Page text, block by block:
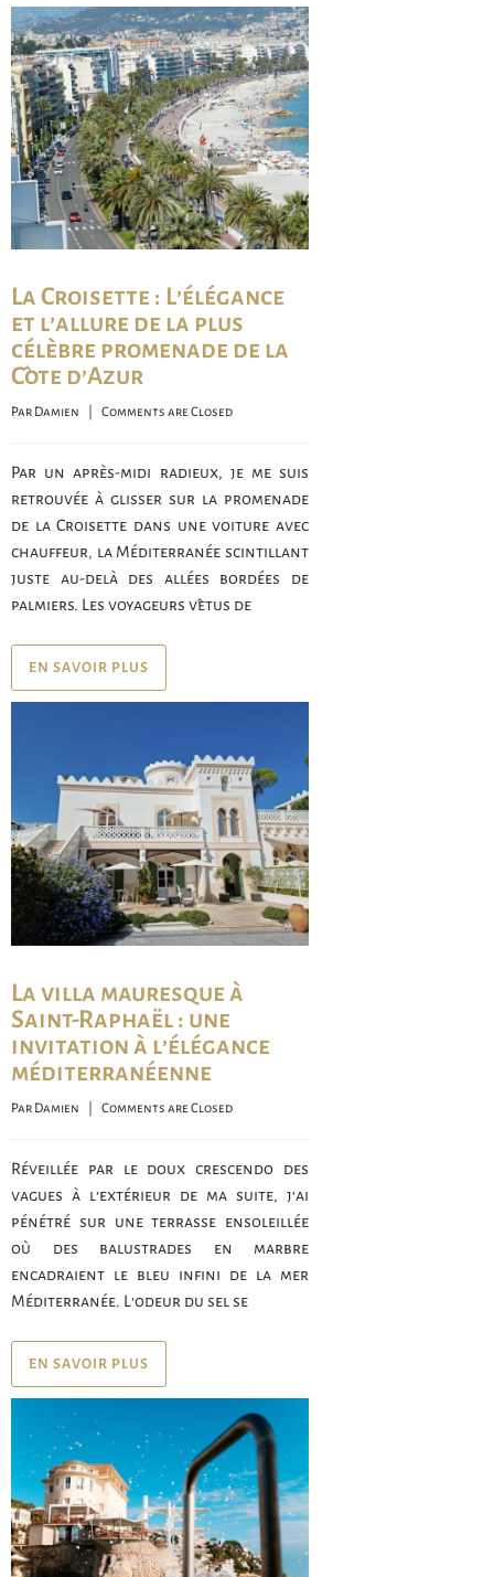
La Croisette : L’élégance
et l’allure de la plus
célèbre promenade de la
Côte d’Azur
Par Damien Comments are Closed
Par un après-midi radieux, je me suis
retrouvée à glisser sur la promenade
de la Croisette dans une voiture avec
chauffeur, la Méditerranée scintillant
juste au-delà des allées bordées de
palmiers. Les voyageurs vêtus de
EN SAVOIR PLUS
La villa mauresque à
Saint-Raphaël : une
invitation à l’élégance
méditerranéenne
Par Damien Comments are Closed
Réveillée par le doux crescendo des
vagues à l’extérieur de ma suite, j’ai
pénétré sur une terrasse ensoleillée
où des balustrades en marbre
encadraient le bleu infini de la mer
Méditerranée. L’odeur du sel se
EN SAVOIR PLUS